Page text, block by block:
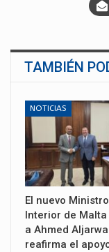
TAMBIÉN
NOTICIAS
El nuevo
Interior de
a Ahmed
reafirma el